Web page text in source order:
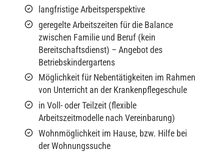
langfristige Arbeitsperspektive
geregelte Arbeitszeiten für die Balance
zwischen Familie und Beruf (kein
Bereitschaftsdienst) – Angebot des
Betriebskindergartens
Möglichkeit für Nebentätigkeiten im Rahmen
von Unterricht an der Krankenpflegeschule
in Voll- oder Teilzeit (flexible
Arbeitszeitmodelle nach Vereinbarung)
Wohnmöglichkeit im Hause, bzw. Hilfe bei
der Wohnungssuche